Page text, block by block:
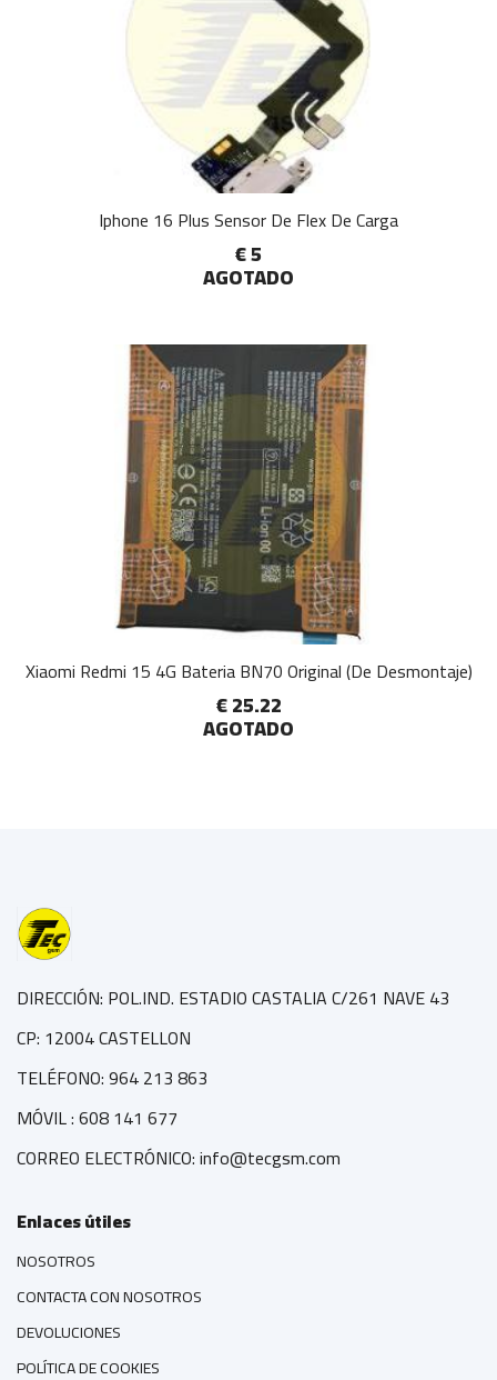
Iphone 16 Plus Sensor De Flex De Carga
€ 5
AGOTADO
Xiaomi Redmi 15 4G Bateria BN70 Original (De Desmontaje)
€ 25.22
AGOTADO
DIRECCIÓN: POL.IND. ESTADIO CASTALIA C/261 NAVE 43
CP: 12004 CASTELLON
TELÉFONO: 964 213 863
MÓVIL : 608 141 677
CORREO ELECTRÓNICO: info@tecgsm.com
Enlaces útiles
NOSOTROS
CONTACTA CON NOSOTROS
DEVOLUCIONES
POLÍTICA DE COOKIES